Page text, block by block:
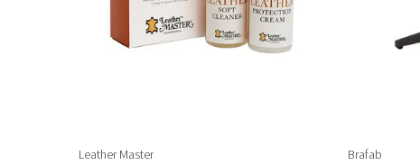
Leather Master
Brafab